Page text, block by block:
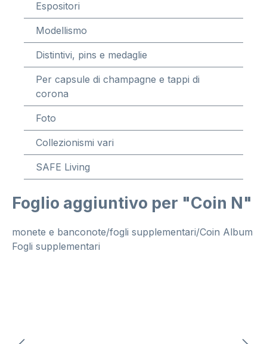
Espositori
Modellismo
Distintivi, pins e medaglie
Per capsule di champagne e tappi di
corona
Foto
Collezionismi vari
SAFE Living
Foglio aggiuntivo per "Coin N"
monete e banconote/fogli supplementari/Coin Album
Fogli supplementari